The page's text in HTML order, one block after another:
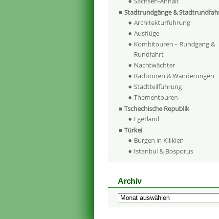
Stadtrundgänge &
Architekturführung
Ausflüge
Kombitouren – Rundgang &
Rundfahrt
Nachtwächter
Radtouren & Wanderungen
Stadtteilführung
Thementouren
Tschechische Republik
Egerland
Türkei
Burgen in Kilikien
Istanbul & Bosporus
Archiv
Archiv